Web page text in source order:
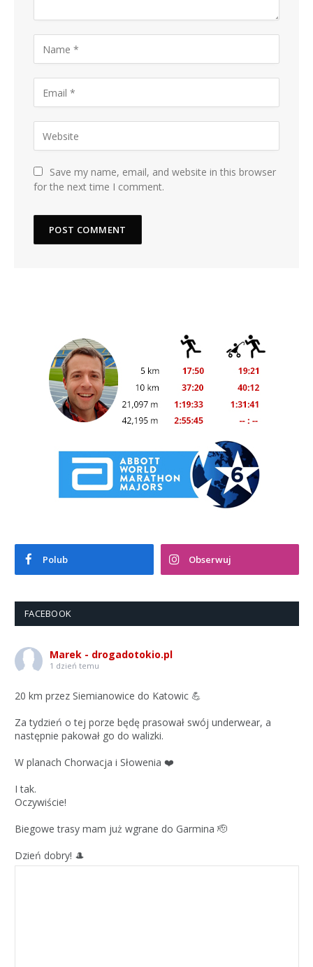
Save my name, email, and website in this browser
for the next time I comment.
Polub Obserwuj
FACEBOOK
Marek - drogadotokio.pl
1 dzień temu
20 km przez Siemianowice do Katowic 💪
Za tydzień o tej porze będę prasował swój underwear, a
następnie pakował go do walizki.
W planach Chorwacja i Słowenia ❤️
I tak.
Oczywiście!
Biegowe trasy mam już wgrane do Garmina 🫡
Dzień dobry! 🎩